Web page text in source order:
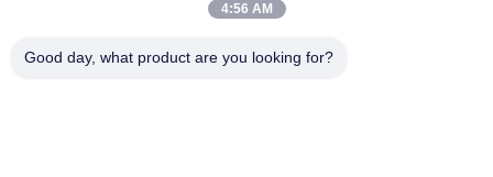
4:56 AM
Good day, what product are you looking for?